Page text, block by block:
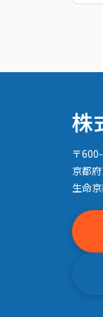
株
〒
京都
生命